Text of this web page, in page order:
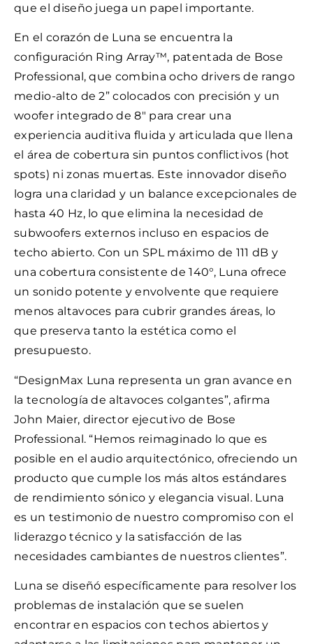
que el diseño juega un papel importante.
En el corazón de Luna se encuentra la
configuración Ring Array™, patentada de Bose
Professional, que combina ocho drivers de rango
medio-alto de 2” colocados con precisión y un
woofer integrado de 8" para crear una
experiencia auditiva fluida y articulada que llena
el área de cobertura sin puntos conflictivos (hot
spots) ni zonas muertas. Este innovador diseño
logra una claridad y un balance excepcionales de
hasta 40 Hz, lo que elimina la necesidad de
subwoofers externos incluso en espacios de
techo abierto. Con un SPL máximo de 111 dB y
una cobertura consistente de 140°, Luna ofrece
un sonido potente y envolvente que requiere
menos altavoces para cubrir grandes áreas, lo
que preserva tanto la estética como el
presupuesto.
“DesignMax Luna representa un gran avance en
la tecnología de altavoces colgantes”, afirma
John Maier, director ejecutivo de Bose
Professional. “Hemos reimaginado lo que es
posible en el audio arquitectónico, ofreciendo un
producto que cumple los más altos estándares
de rendimiento sónico y elegancia visual. Luna
es un testimonio de nuestro compromiso con el
liderazgo técnico y la satisfacción de las
necesidades cambiantes de nuestros clientes”.
Luna se diseñó específicamente para resolver los
problemas de instalación que se suelen
encontrar en espacios con techos abiertos y